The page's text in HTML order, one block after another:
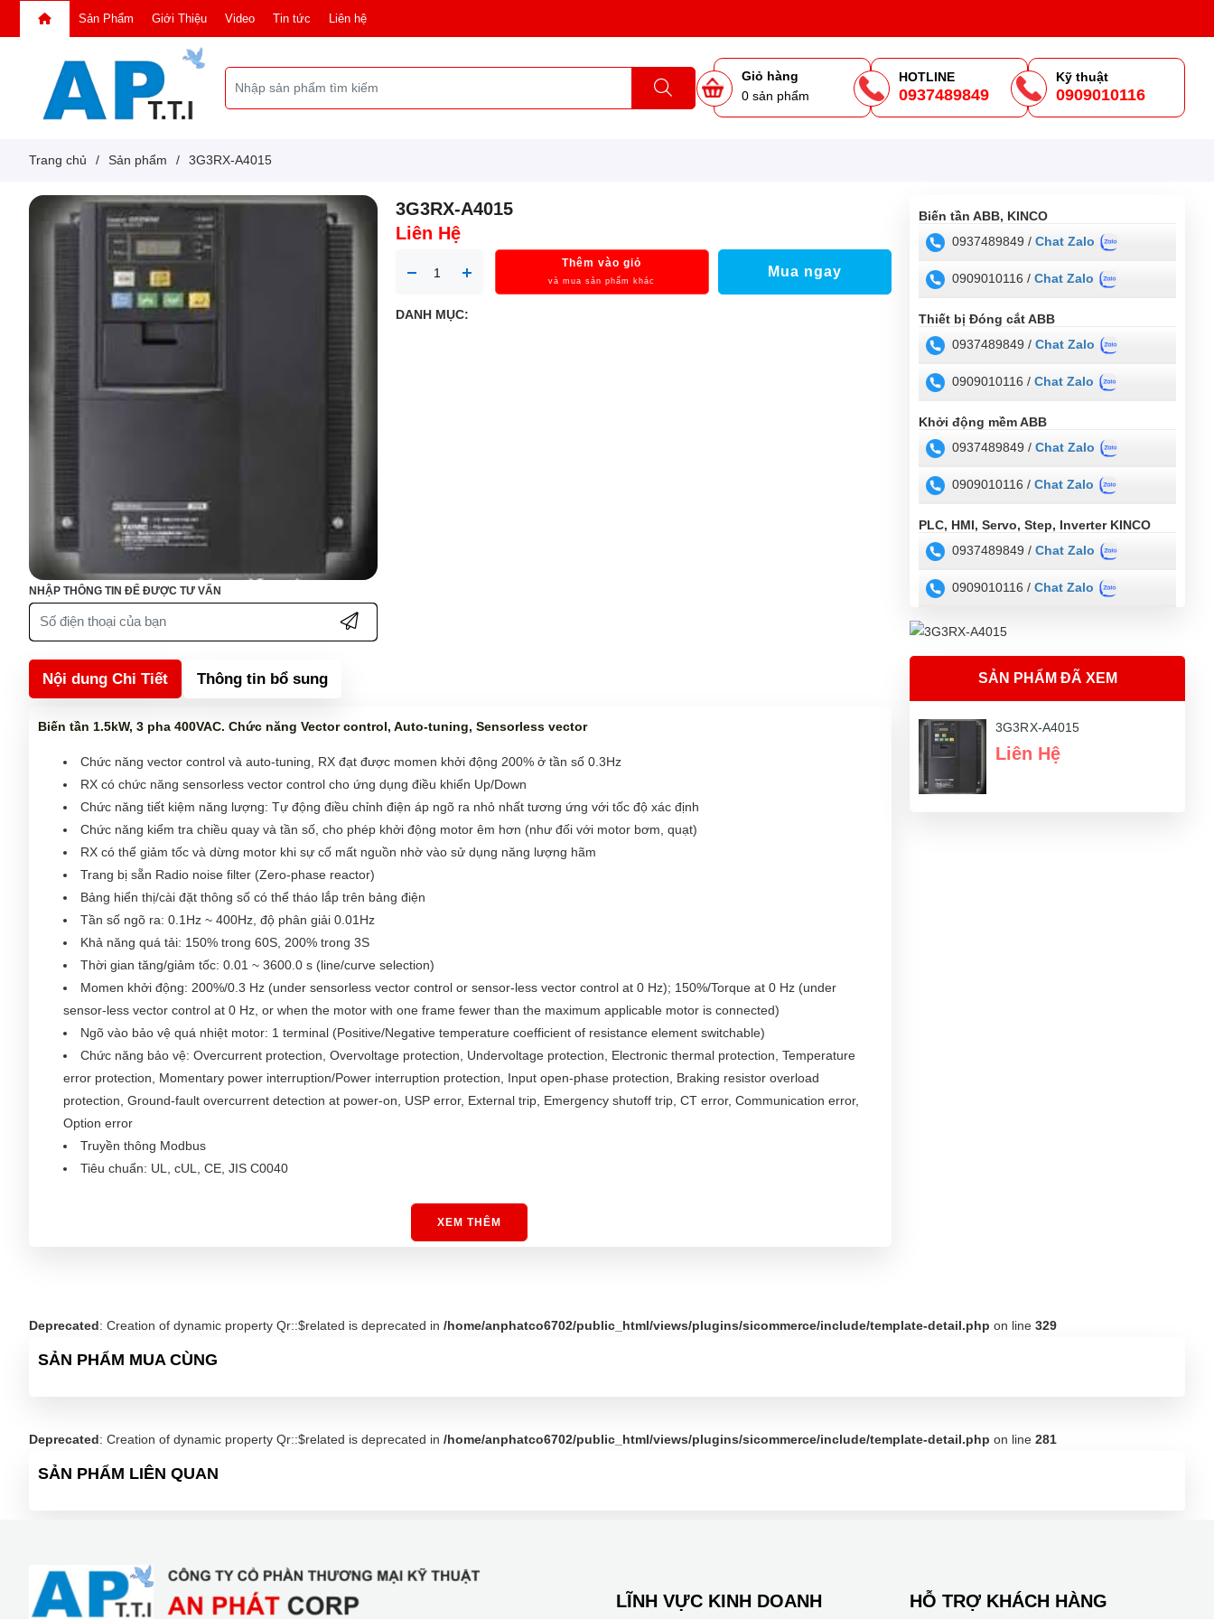
Sản Phẩm Giới Thiệu Video Tin tức Liên hệ
Giỏ hàng
0 sản phẩm
HOTLINE
0937489849
Kỹ thuật
0909010116
Trang chủ / Sản phẩm / 3G3RX-A4015
NHẬP THÔNG TIN ĐỂ ĐƯỢC TƯ VẤN
3G3RX-A4015
Liên Hệ
Thêm vào giỏ
và mua sản phẩm khác
Mua ngay
DANH MỤC:
Nội dung Chi Tiết Thông tin bổ sung
Biến tần 1.5kW, 3 pha 400VAC. Chức năng Vector control, Auto-tuning, Sensorless vector
Chức năng vector control và auto-tuning, RX đạt được momen khởi động 200% ở tần số 0.3Hz
RX có chức năng sensorless vector control cho ứng dụng điều khiển Up/Down
Chức năng tiết kiệm năng lượng: Tự động điều chỉnh điện áp ngõ ra nhỏ nhất tương ứng với tốc độ xác định
Chức năng kiểm tra chiều quay và tần số, cho phép khởi động motor êm hơn (như đối với motor bơm, quạt)
RX có thể giảm tốc và dừng motor khi sự cố mất nguồn nhờ vào sử dụng năng lượng hãm
Trang bị sẵn Radio noise filter (Zero-phase reactor)
Bảng hiển thị/cài đặt thông số có thể tháo lắp trên bảng điện
Tần số ngõ ra: 0.1Hz ~ 400Hz, độ phân giải 0.01Hz
Khả năng quá tải: 150% trong 60S, 200% trong 3S
Thời gian tăng/giảm tốc: 0.01 ~ 3600.0 s (line/curve selection)
Momen khởi động: 200%/0.3 Hz (under sensorless vector control or sensor-less vector control at 0 Hz); 150%/Torque at 0 Hz (under
sensor-less vector control at 0 Hz, or when the motor with one frame fewer than the maximum applicable motor is connected)
Ngõ vào bảo vệ quá nhiệt motor: 1 terminal (Positive/Negative temperature coefficient of resistance element switchable)
Chức năng bảo vệ: Overcurrent protection, Overvoltage protection, Undervoltage protection, Electronic thermal protection, Temperature
error protection, Momentary power interruption/Power interruption protection, Input open-phase protection, Braking resistor overload
protection, Ground-fault overcurrent detection at power-on, USP error, External trip, Emergency shutoff trip, CT error, Communication error,
Option error
Truyền thông Modbus
Tiêu chuẩn: UL, cUL, CE, JIS C0040
XEM THÊM
Biến tần ABB, KINCO
0937489849 / Chat Zalo
0909010116 / Chat Zalo
Thiết bị Đóng cắt ABB
0937489849 / Chat Zalo
0909010116 / Chat Zalo
Khởi động mềm ABB
0937489849 / Chat Zalo
0909010116 / Chat Zalo
PLC, HMI, Servo, Step, Inverter KINCO
0937489849 / Chat Zalo
0909010116 / Chat Zalo
SẢN PHẨM ĐÃ XEM
3G3RX-A4015
Liên Hệ
Deprecated: Creation of dynamic property Qr::$related is deprecated in /home/anphatco6702/public_html/views/plugins/sicommerce/include/template-detail.php on line 329
SẢN PHẨM MUA CÙNG
Deprecated: Creation of dynamic property Qr::$related is deprecated in /home/anphatco6702/public_html/views/plugins/sicommerce/include/template-detail.php on line 281
SẢN PHẨM LIÊN QUAN
LĨNH VỰC KINH DOANH HỖ TRỢ KHÁCH HÀNG